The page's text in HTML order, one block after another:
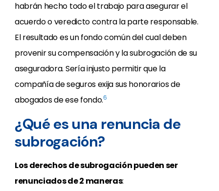
habrán hecho todo el trabajo para asegurar el
acuerdo o veredicto contra la parte responsable.
El resultado es un fondo común del cual deben
provenir su compensación y la subrogación de su
aseguradora. Sería injusto permitir que la
compañía de seguros exija sus honorarios de
abogados de ese fondo.6
¿Qué es una renuncia de
subrogación?
Los derechos de subrogación pueden ser
renunciados de 2 maneras: